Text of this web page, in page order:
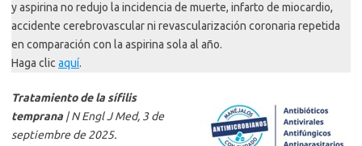
y aspirina no redujo la incidencia de muerte, infarto de miocardio,
accidente cerebrovascular ni revascularización coronaria repetida
en comparación con la aspirina sola al año.
Haga clic aquí.
Tratamiento de la sífilis
temprana | N Engl J Med, 3 de
septiembre de 2025.